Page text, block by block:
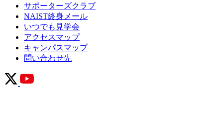
サポーターズクラブ
NAIST終身メール
いつでも見学会
アクセスマップ
キャンパスマップ
問い合わせ先